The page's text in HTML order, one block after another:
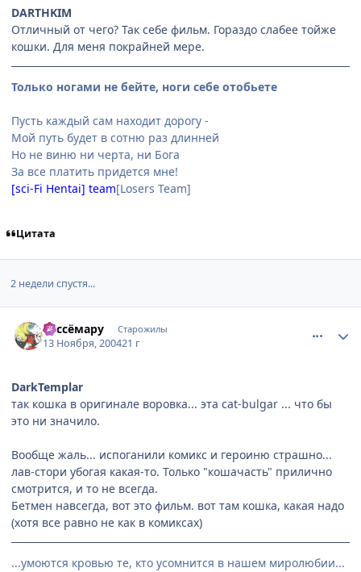
DARTHKIM
Отличный от чего? Так себе фильм. Гораздо слабее тойже
кошки. Для меня покрайней мере.
Только ногами не бейте, ноги себе отобьете
Пусть каждый сам находит дорогу -
Мой путь будет в сотню раз длинней
Но не виню ни черта, ни Бога
За все платить придется мне!
[sci-Fi Hentai] team[Losers Team]
Цитата
2 недели спустя...
Cессёмару Старожилы
13 Ноября, 200421 г
DarkTemplar
так кошка в оригинале воровка... эта cat-bulgar ... что бы
это ни значило.
Вообще жаль... испоганили комикс и героиню страшно...
лав-стори убогая какая-то. Только "кошачасть" прилично
смотрится, и то не всегда.
Бетмен навсегда, вот это фильм. вот там кошка, какая надо
(хотя все равно не как в комиксах)
...умоются кровью те, кто усомнится в нашем миролюбии...